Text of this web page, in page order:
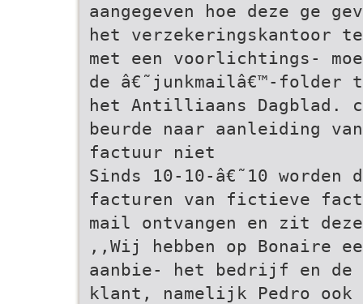
aangegeven hoe deze ge
het verzekeringskantoor
met een voorlichtings-
de â€˜junkmailâ€™-folder
het Antilliaans Dagblad.
beurde naar aanleiding
factuur niet
Sinds 10-10-â€˜10 worden
facturen van fictieve
mail ontvangen en zit deze
,,Wij hebben op Bonaire
aanbie- het bedrijf en
klant, namelijk Pedro